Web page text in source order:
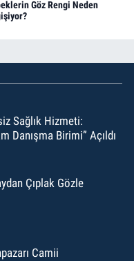
Göz Rengi Neden
Sağlık Hizmeti:
Danışma Birimi” Açıldı
Çıplak Gözle
Camii